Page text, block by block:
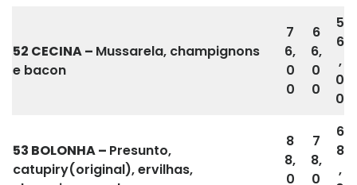
52 CECINA – Mussarela, champignons
e bacon
7
6,
0
0
6
6,
0
0
5
6
,
0
0
53 BOLONHA– Presunto,
catupiry(original), ervilhas,
8
8,
0
7
8,
0
6
8
,